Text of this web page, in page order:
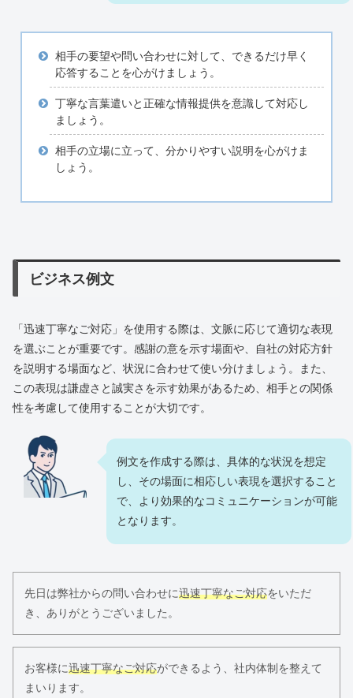
相手の要望や問い合わせに対して、できるだけ早く
応答することを心がけましょう。
丁寧な言葉遣いと正確な情報提供を意識して対応し
ましょう。
相手の立場に立って、分かりやすい説明を心がけま
しょう。
ビジネス例文
「迅速丁寧なご対応」を使用する際は、文脈に応じて適切な表現
を選ぶことが重要です。感謝の意を示す場面や、自社の対応方針
を説明する場面など、状況に合わせて使い分けましょう。また、
この表現は謙虚さと誠実さを示す効果があるため、相手との関係
性を考慮して使用することが大切です。
例文を作成する際は、具体的な状況を想定
し、その場面に相応しい表現を選択すること
で、より効果的なコミュニケーションが可能
となります。
先日は弊社からの問い合わせに迅速丁寧なご対応をいただ
き、ありがとうございました。
お客様に迅速丁寧なご対応ができるよう、社内体制を整えて
まいります。